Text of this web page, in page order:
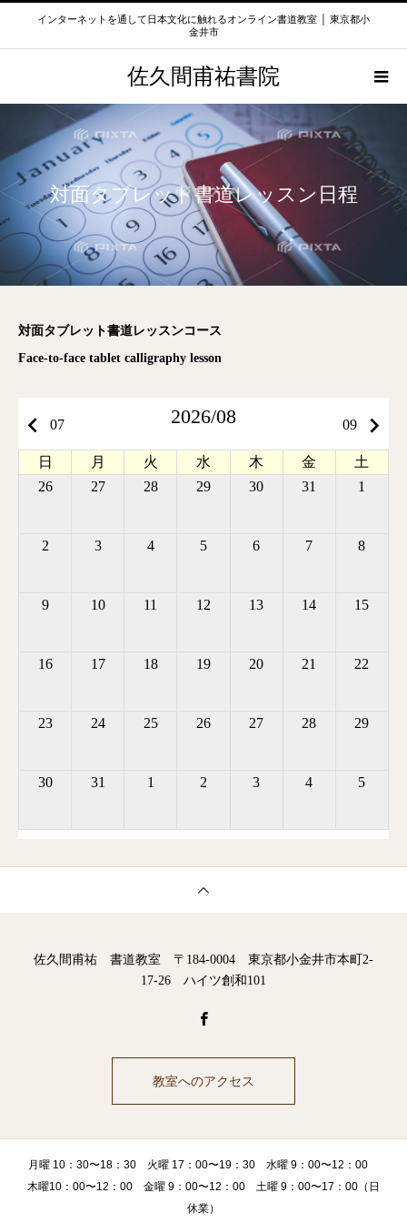
インターネットを通して日本文化に触れるオンライン書道教室 │ 東京都小
金井市
佐久間甫祐書院
対面タブレット書道レッスン日程
対面タブレット書道レッスンコース
Face-to-face tablet calligraphy lesson
keyboard_arrow_left 07 2026/08 09 keyboard_arrow_right
日 月 火 水 木 金
土
26
27 28 29 30 31 1
2 3 4 5 6 7 8
9 10 11 12 13 14 15
16 17 18 19 20 21 22
23 24 25 26 27 28 29
30 31 1 2 3 4 5
佐久間甫祐 書道教室 〒184-0004 東京都小金井市本町2-
17-26 ハイツ創和101
教室へのアクセス
月曜 10：30〜18：30 火曜 17：00〜19：30 水曜 9：00〜12：00
木曜10：00〜12：00 金曜 9：00〜12：00 土曜 9：00〜17：00（日
休業）